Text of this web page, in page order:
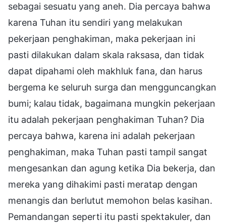
sebagai sesuatu yang aneh. Dia percaya bahwa
karena Tuhan itu sendiri yang melakukan
pekerjaan penghakiman, maka pekerjaan ini
pasti dilakukan dalam skala raksasa, dan tidak
dapat dipahami oleh makhluk fana, dan harus
bergema ke seluruh surga dan mengguncangkan
bumi; kalau tidak, bagaimana mungkin pekerjaan
itu adalah pekerjaan penghakiman Tuhan? Dia
percaya bahwa, karena ini adalah pekerjaan
penghakiman, maka Tuhan pasti tampil sangat
mengesankan dan agung ketika Dia bekerja, dan
mereka yang dihakimi pasti meratap dengan
menangis dan berlutut memohon belas kasihan.
Pemandangan seperti itu pasti spektakuler, dan